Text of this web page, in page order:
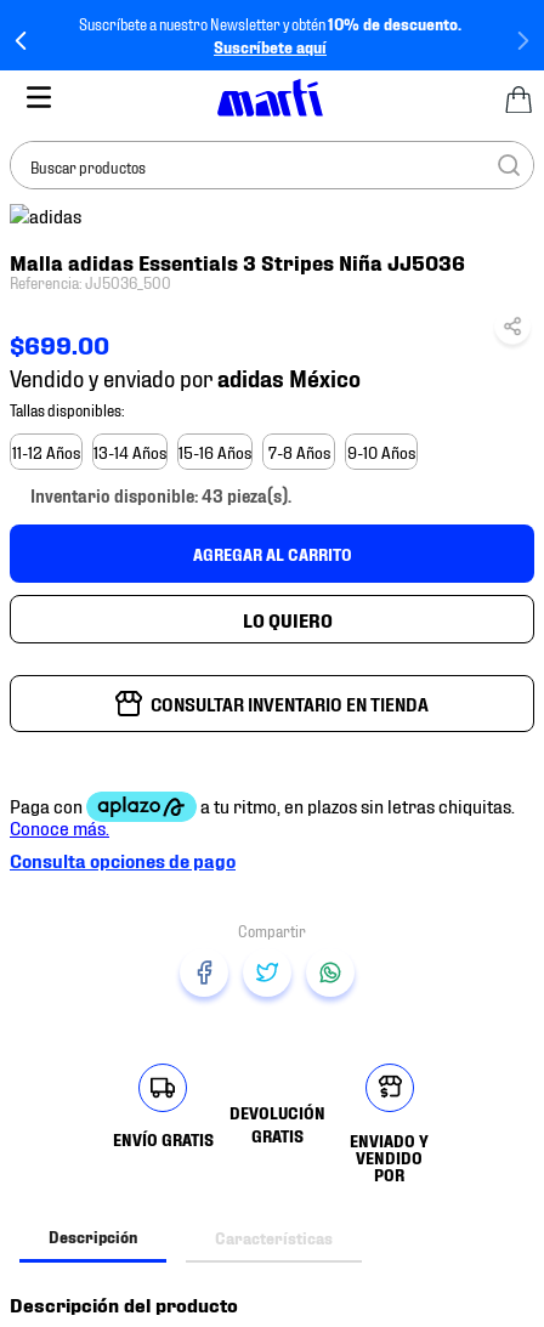
Suscríbete a nuestro Newsletter y obtén10% de descuento.
Suscríbete aquí
Buscar productos
Malla adidas Essentials 3 Stripes Niña JJ5036
Referencia:JJ5036_500
$699.00
Vendido y enviado por
11-12 Años 13-14 Años 15-16 Años 7-8 Años 9-10 Años
Inventario disponible: 43 pieza(s).
AGREGAR AL CARRITO
CONSULTAR INVENTARIO EN TIENDA
Consulta opciones de pago
ENVÍO GRATIS
DEVOLUCIÓN
GRATIS
ENVIADO Y
VENDIDO
POR
Descripción Características
Descripción del producto
BUSCADOS
2.
tenis hombre
3.
tenis
4.
tenis futbol
5.
mochila
8.
chivas
9.
tenis niño
10. tenis nike